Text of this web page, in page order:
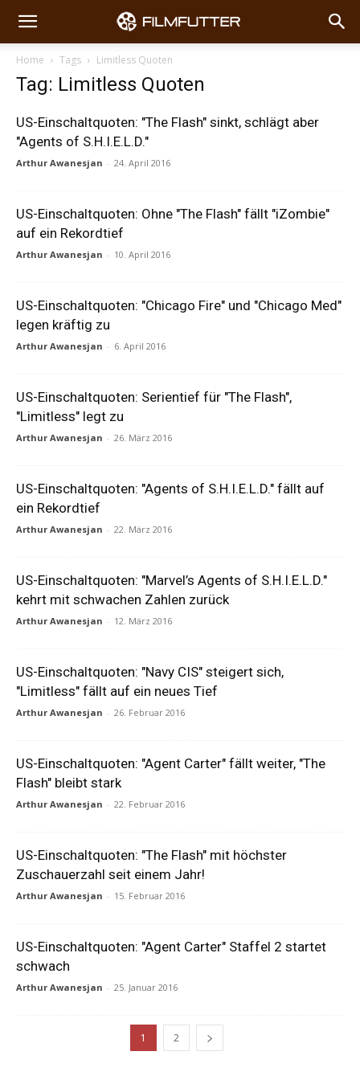
Home Tags Limitless Quoten
Tag: Limitless Quoten
US-Einschaltquoten: "The Flash" sinkt, schlägt aber
"Agents of S.H.I.E.L.D."
Arthur Awanesjan - 24. April 2016
US-Einschaltquoten: Ohne "The Flash" fällt "iZombie"
auf ein Rekordtief
Arthur Awanesjan - 10. April 2016
US-Einschaltquoten: "Chicago Fire" und "Chicago Med"
legen kräftig zu
Arthur Awanesjan - 6. April 2016
US-Einschaltquoten: Serientief für "The Flash",
"Limitless" legt zu
Arthur Awanesjan - 26. März 2016
US-Einschaltquoten: "Agents of S.H.I.E.L.D." fällt auf
ein Rekordtief
Arthur Awanesjan - 22. März 2016
US-Einschaltquoten: "Marvel’s Agents of S.H.I.E.L.D."
kehrt mit schwachen Zahlen zurück
Arthur Awanesjan - 12. März 2016
US-Einschaltquoten: "Navy CIS" steigert sich,
"Limitless" fällt auf ein neues Tief
Arthur Awanesjan - 26. Februar 2016
US-Einschaltquoten: "Agent Carter" fällt weiter, "The
Flash" bleibt stark
Arthur Awanesjan - 22. Februar 2016
US-Einschaltquoten: "The Flash" mit höchster
Zuschauerzahl seit einem Jahr!
Arthur Awanesjan - 15. Februar 2016
US-Einschaltquoten: "Agent Carter" Staffel 2 startet
schwach
Arthur Awanesjan - 25. Januar 2016
1 2